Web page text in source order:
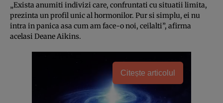
„Exista anumiti indivizi care, confruntati cu situatii limita,
prezinta un profil unic al hormonilor. Pur si simplu, ei nu
intra in panica asa cum am face-o noi, ceilalti”, afirma
acelasi Deane Aikins.
Citește articolul